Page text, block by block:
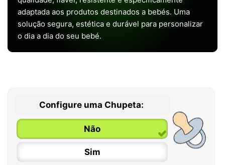
adaptada aos produtos destinados a bebés. Uma
solução segura, estética e durável para personalizar
o dia a dia do seu bebé.
Configure uma Chupeta:
Não
Sim